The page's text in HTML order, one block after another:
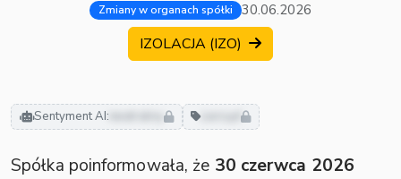
Zmiany w organach spółki 30.06.2026
IZOLACJA (IZO)
Sentyment AI: neutralny zarząd
Spółka poinformowała, że 30 czerwca 2026